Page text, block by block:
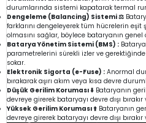
durumlarında sistemi kapatarak termal
Dengeleme (Balancing) Sistemi ⚖️
farklarını dengeleyerek tüm hücrelerin eşit
olmasını sağlar, böylece bataryanın genel
Batarya Yönetim Sistemi (BMS) :
parametrelerini sürekli izler ve
sokar.
Elektronik Sigorta (e-Fuse) : Anormal
bırakarak aşırı akım veya kısa devre
Düşük Gerilim Koruması ⬇️ Bataryanın
devreye girerek bataryayı devre dışı
Yüksek Gerilim Koruması ⬆️ Bataryanın
devreye girerek bataryayı devre dışı